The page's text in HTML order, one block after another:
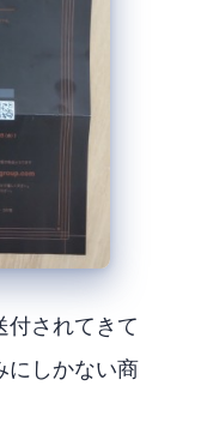
されてきて
にしかない商